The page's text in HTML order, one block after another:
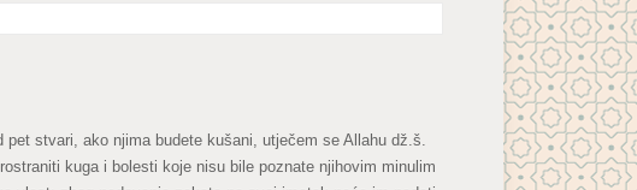
stvari, ako njima budete kušani, utječem se Allahu dž.š.
kuga i bolesti koje nisu bile poznate njihovim minulim